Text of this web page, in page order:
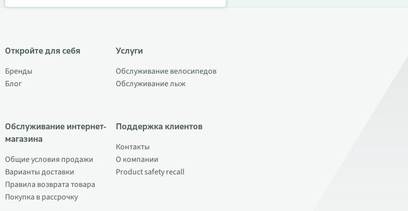
Откройте для себя
Бренды
Блог
Обслуживание интернет-
магазина
Общие условия продажи
Варианты доставки
Правила возврата товара
Покупка в рассрочку
Услуги
Обслуживание велосипедов
Обслуживание лыж
Поддержка клиентов
Контакты
О компании
Product safety recall